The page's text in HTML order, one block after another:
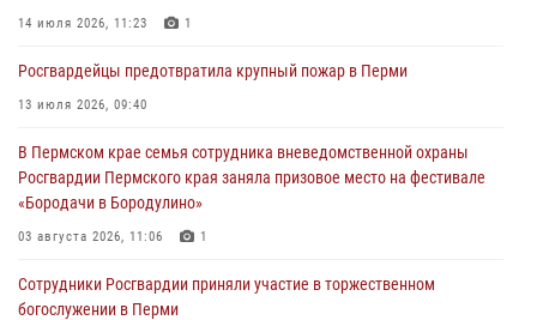
Росгвардейцы оказали силовую поддержку при задержании
28 июля 2026, 06:15
ведомственной акции «Каникулы с Росгвардией»
24 июля 2026, 08:45
Юные защитники порядка: росгвардейцы провели день в клубе
24 июля 2026, 08:43
14 июля 2026, 11:23 1
Росгвардейцы предотвратила крупный пожар в Перми
13 июля 2026, 09:40
В Пермском крае семья сотрудника вневедомственной охраны
Росгвардии Пермского края заняла призовое место на фестивале
«Бородачи в Бородулино»
03 августа 2026, 11:06 1
Сотрудники Росгвардии приняли участие в торжественном
богослужении в Перми